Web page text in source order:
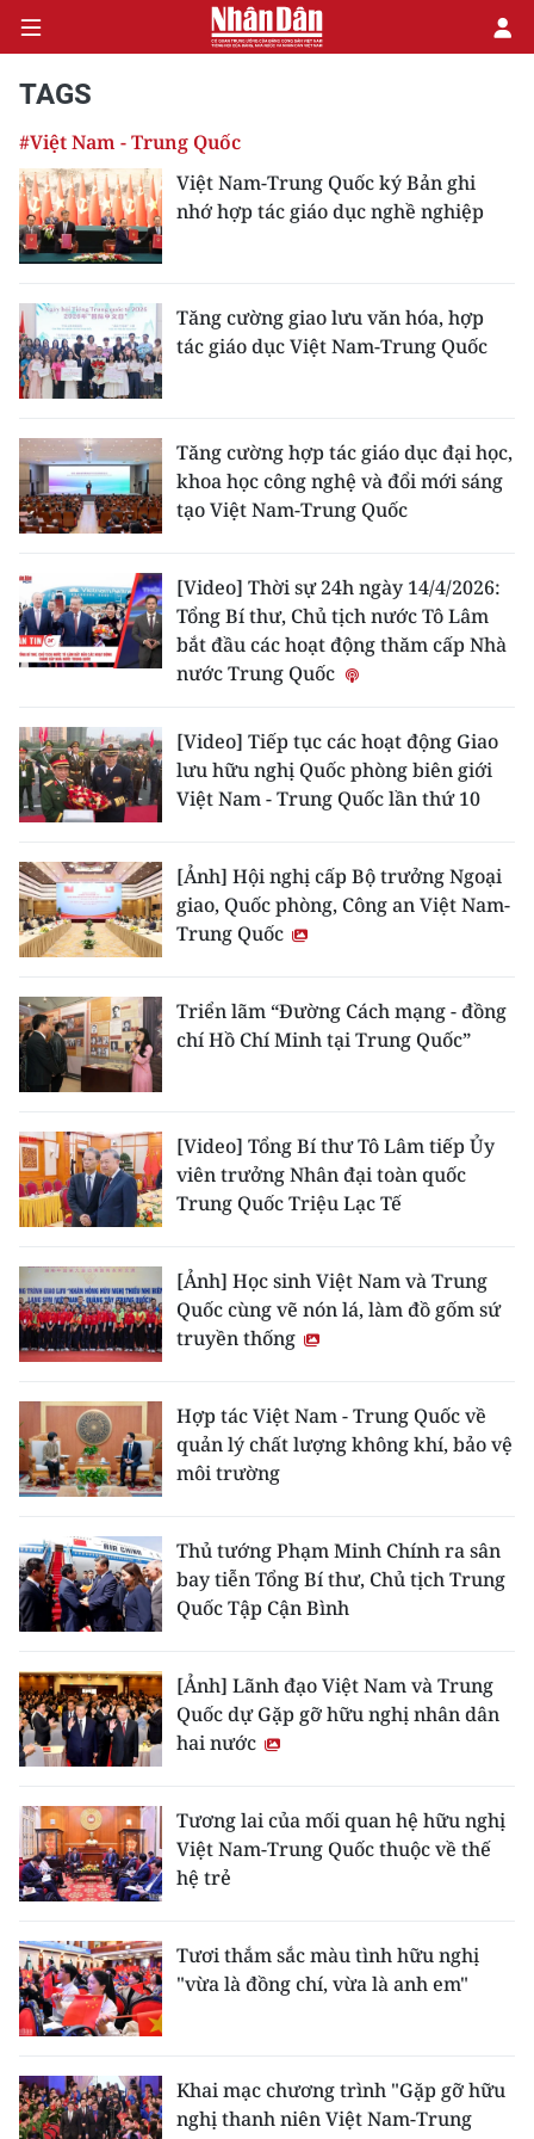
CHÍNH TRỊ
KINH TẾ
XÃ HỘI
PHÁP LUẬT
DU LỊCH
THẾ GIỚI
GIÁO DỤC
KHOA HỌC - CÔNG NGHỆ
MÔI TRƯỜNG
KIỂM CHỨNG THÔNG TIN
TRI THỨC CHUYÊN SÂU
54 DÂN TỘC VIỆT NAM
CHƯƠNG TRÌNH OCOP - MỖI XÃ
RADIO
E-Magazine
Video
Media Chính trị
Media Kinh tế
Media Xã hội
Media Pháp luật
Media Du lịch
Media Thế giới
Media Thể thao
Media Giáo dục
Media Y tế
Media Môi trường
Ảnh
Infographic
TAGS
#Việt Nam - Trung Quốc
Việt Nam-Trung Quốc ký Bản ghi
nhớ hợp tác giáo dục nghề nghiệp
Tăng cường giao lưu văn hóa, hợp
tác giáo dục Việt Nam-Trung Quốc
Tăng cường hợp tác giáo dục đại học,
khoa học công nghệ và đổi mới sáng
tạo Việt Nam-Trung Quốc
[Video] Thời sự 24h ngày 14/4/2026:
Tổng Bí thư, Chủ tịch nước Tô Lâm
bắt đầu các hoạt động thăm cấp Nhà
nước Trung Quốc
[Video] Tiếp tục các hoạt động Giao
lưu hữu nghị Quốc phòng biên giới
Việt Nam - Trung Quốc lần thứ 10
[Ảnh] Hội nghị cấp Bộ trưởng Ngoại
giao, Quốc phòng, Công an Việt Nam-
Trung Quốc
Triển lãm “Đường Cách mạng - đồng
chí Hồ Chí Minh tại Trung Quốc”
[Video] Tổng Bí thư Tô Lâm tiếp Ủy
viên trưởng Nhân đại toàn quốc
Trung Quốc Triệu Lạc Tế
[Ảnh] Học sinh Việt Nam và Trung
Quốc cùng vẽ nón lá, làm đồ gốm sứ
truyền thống
Hợp tác Việt Nam - Trung Quốc về
quản lý chất lượng không khí, bảo vệ
môi trường
Thủ tướng Phạm Minh Chính ra sân
bay tiễn Tổng Bí thư, Chủ tịch Trung
Quốc Tập Cận Bình
[Ảnh] Lãnh đạo Việt Nam và Trung
Quốc dự Gặp gỡ hữu nghị nhân dân
hai nước
Tương lai của mối quan hệ hữu nghị
Việt Nam-Trung Quốc thuộc về thế
hệ trẻ
Tươi thắm sắc màu tình hữu nghị
"vừa là đồng chí, vừa là anh em"
Khai mạc chương trình "Gặp gỡ hữu
nghị thanh niên Việt Nam-Trung